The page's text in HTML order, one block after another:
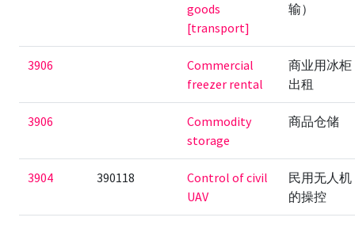
goods
[transport]
输）
3906
Commercial
freezer rental
商业用冰柜
出租
3906
Commodity
storage
商品仓储
3904 390118
Control of civil
UAV
民用无人机
的操控